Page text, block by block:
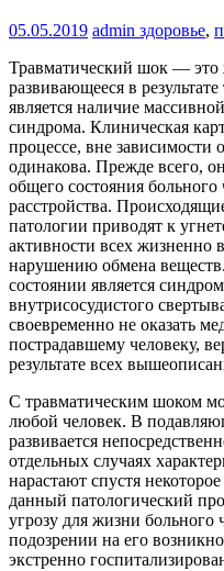
05.05.2019 admin здоровье,
Травматический шок — это
развивающееся в
является наличие
синдрома. Клиническая
процессе, вне зависимости
одинакова. Прежде всего,
общего состояния больного
расстройства.
патологии приводят к
активности всех жизненно
нарушению обмена
состоянии является
внутрисосудистого
своевременно не оказать
пострадавшему человеку,
результате всех
С травматическим шоком
любой человек. В
развивается
отдельных случаях
нарастают спустя
данный патологический
угрозу для жизни больного
подозрении на его
экстренно